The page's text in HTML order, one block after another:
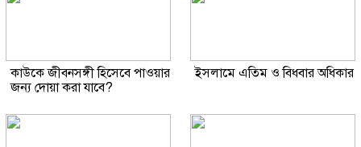
কাউকে জীবনসঙ্গী হিসেবে পাওয়ার
জন্য দোয়া করা যাবে?
ইসলামে এতিম ও বিধবার অধিকার